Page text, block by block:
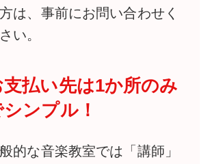
は、事前にお問い合わせく
い。
支払い先は1か所のみ
ンプル！
的な音楽教室では「講師」